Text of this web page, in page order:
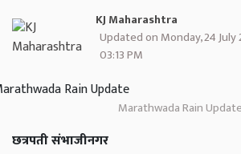
KJ Maharashtra
Updated on Monday, 24 July
03:13 PM
Marathwada Rain Update
छत्रपती संभाजीनगर